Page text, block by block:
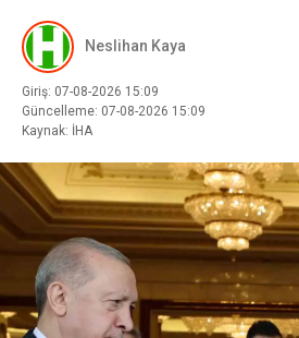
Neslihan Kaya
Giriş: 07-08-2026 15:09
Güncelleme: 07-08-2026 15:09
Kaynak: İHA